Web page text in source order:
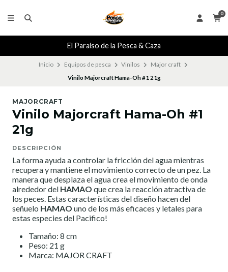
0
El Paraiso de la Pesca & Caza
Inicio Equipos de pesca Vinilos
Major craft
Vinilo Majorcraft Hama-Oh #1 21g
MAJORCRAFT
Vinilo Majorcraft Hama-Oh #1
21g
DESCRIPCIÓN
La forma ayuda a controlar la fricción del agua mientras
recupera y mantiene el movimiento correcto de un pez. La
manera que desplaza el agua crea el movimiento de onda
alrededor del HAMAO que crea la reacción atractiva de
los peces. Estas características del diseño hacen del
señuelo HAMAO uno de los más eficaces y letales para
estas especies del Pacifico!
Tamaño: 8 cm
Peso: 21 g
Marca: MAJOR CRAFT